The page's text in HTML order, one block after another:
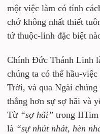
một việc làm có tính
chớ không nhất thiết
tứ thuộc-linh đặc biệt
Chính Đức Thánh Linh
chúng ta có thể hầu-
Trời, và qua Ngài chúng
thắng hơn sự sợ hãi và
Từ “sợ hãi” trong IITim
là “sự nhút nhát, hèn